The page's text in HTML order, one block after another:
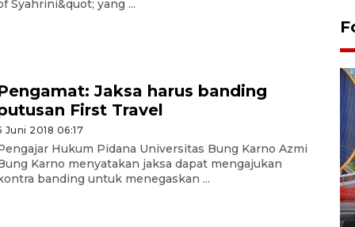
Syahrini&quot; yang ...
Jaksa harus banding
First Travel
Juni 2018 06:17
Hukum Pidana Universitas Bung Karno Azmi
Karno menyatakan jaksa dapat mengajukan
banding untuk menegaskan ...
Komisi V DPR tinjau